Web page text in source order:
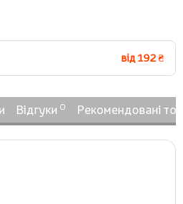
від 192 ₴
Відгуки 0 Рекомендовані